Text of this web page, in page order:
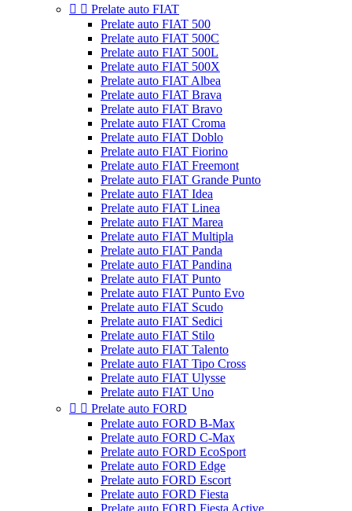
  Prelate auto FIAT
Prelate auto FIAT 500
Prelate auto FIAT 500C
Prelate auto FIAT 500L
Prelate auto FIAT 500X
Prelate auto FIAT Albea
Prelate auto FIAT Brava
Prelate auto FIAT Bravo
Prelate auto FIAT Croma
Prelate auto FIAT Doblo
Prelate auto FIAT Fiorino
Prelate auto FIAT Freemont
Prelate auto FIAT Grande Punto
Prelate auto FIAT Idea
Prelate auto FIAT Linea
Prelate auto FIAT Marea
Prelate auto FIAT Multipla
Prelate auto FIAT Panda
Prelate auto FIAT Pandina
Prelate auto FIAT Punto
Prelate auto FIAT Punto Evo
Prelate auto FIAT Scudo
Prelate auto FIAT Sedici
Prelate auto FIAT Stilo
Prelate auto FIAT Talento
Prelate auto FIAT Tipo Cross
Prelate auto FIAT Ulysse
Prelate auto FIAT Uno
  Prelate auto FORD
Prelate auto FORD B-Max
Prelate auto FORD C-Max
Prelate auto FORD EcoSport
Prelate auto FORD Edge
Prelate auto FORD Escort
Prelate auto FORD Fiesta
Prelate auto FORD Fiesta Active